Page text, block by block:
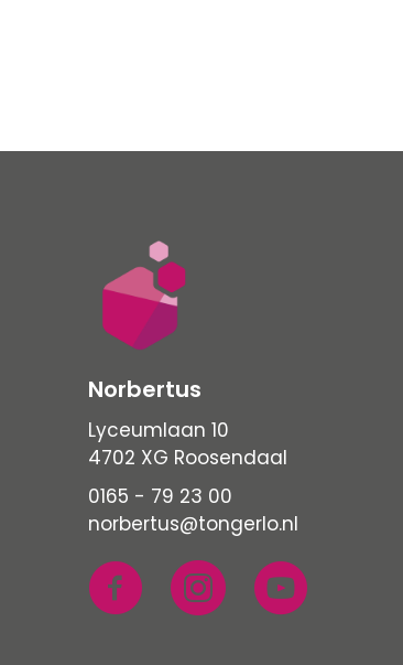
Norbertus
Lyceumlaan 10
4702 XG Roosendaal
0165 - 79 23 00
norbertus@tongerlo.nl